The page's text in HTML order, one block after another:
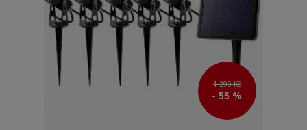
1 299 Kč
- 55 %